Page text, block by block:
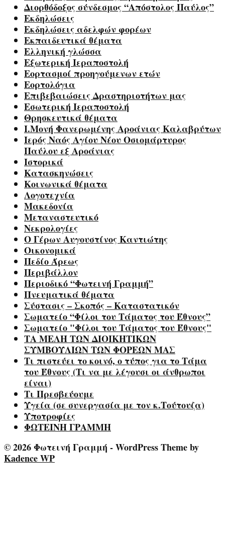
Διορθόδοξος σύνδεσμος “Απόστολος Παύλος”
Εκδηλώσεις
Εκδηλώσεις αδελφών φορέων
Εκπαιδευτικά θέματα
Ελληνική γλώσσα
Εξωτερική Ιεραποστολή
Εορτασμοί προηγούμενων ετών
Εορτολόγια
Επιβεβαιώσεις Δραστηριοτήτων μας
Εσωτερική Ιεραποστολή
Θρησκευτικά θέματα
Ι.Μονή Φανερωμένης Αροάνιας Καλαβρύτων
Ιερός Ναός Αγίου Νέου Οσιομάρτυρος
Παύλου εξ Αροάνιας
Ιστορικά
Κατασκηνώσεις
Κοινωνικά θέματα
Λογοτεχνία
Μακεδονία
Μεταναστευτικό
Νεκρολογίες
Ο Γέρων Αυγουστίνος Καντιώτης
Οικονομικά
Πεδίο Άρεως
Περιβάλλον
Περιοδικό “Φωτεινή Γραμμή”
Πνευματικά θέματα
Σύστασις – Σκοπός – Καταστατικόν
Σωματείο “Φίλοι του Τάματος του Έθνους”
Σωματείο "Φίλοι του Τάματος του Έθνους"
ΤΑ ΜΕΛΗ ΤΩΝ ΔΙΟΙΚΗΤΙΚΩΝ
ΣΥΜΒΟΥΛΙΩΝ ΤΩΝ ΦΟΡΕΩΝ ΜΑΣ
Τι πιστεύει το κοινό, ο τύπος για το Τάμα
του Έθνους (Τι να με λέγουσι οι άνθρωποι
είναι)
Τι Πρεσβεύουμε
Υγεία (σε συνεργασία με τον κ.Τούτουζα)
Υποτροφίες
ΦΩΤΕΙΝΗ ΓΡΑΜΜΗ
© 2026 Φωτεινή Γραμμή - WordPress Theme by
Kadence WP